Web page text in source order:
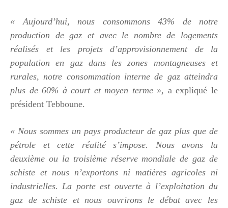
« Aujourd’hui, nous consommons 43% de notre
production de gaz et avec le nombre de logements
réalisés et les projets d’approvisionnement de la
population en gaz dans les zones montagneuses et
rurales, notre consommation interne de gaz atteindra
plus de 60% à court et moyen terme », a expliqué le
président Tebboune.
« Nous sommes un pays producteur de gaz plus que de
pétrole et cette réalité s’impose. Nous avons la
deuxième ou la troisième réserve mondiale de gaz de
schiste et nous n’exportons ni matières agricoles ni
industrielles. La porte est ouverte à l’exploitation du
gaz de schiste et nous ouvrirons le débat avec les